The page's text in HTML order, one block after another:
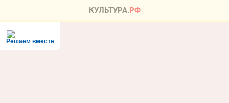
Решаем вместе